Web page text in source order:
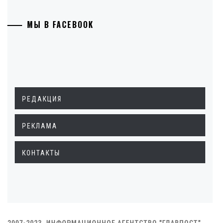
МЫ В FACEBOOK
РЕДАКЦИЯ
РЕКЛАМА
КОНТАКТЫ